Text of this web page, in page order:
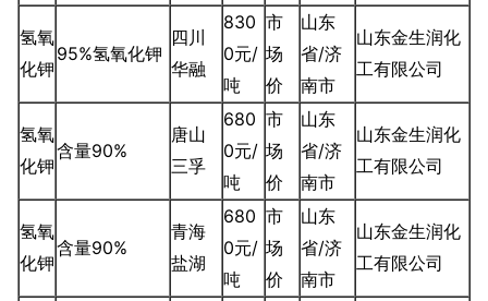
氢氧
化钾
95%氢氧化钾
四川
华融
830
0元/
吨
市
场
价
山东
省/济
南市
山东金生润化
工有限公司
氢氧
化钾
含量90%
唐山
三孚
680
0元/
吨
市
场
价
山东
省/济
南市
山东金生润化
工有限公司
氢氧
化钾
含量90%
青海
盐湖
680
0元/
吨
市
场
价
山东
省/济
南市
山东金生润化
工有限公司